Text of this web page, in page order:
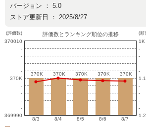
バージョン ： 5.0
ストア更新日 ： 2025/8/27
(評価数)
370010
-
-
-
-
370K
-
-
-
-
369990
評価数とランキング順位の推移
370K
370K 370K
370K 370K
370K 370K
370K 370K
370K
8/3 8/4 8/5 8/6 8/7
(順
1K
-
-
-
-
-
-
-
-